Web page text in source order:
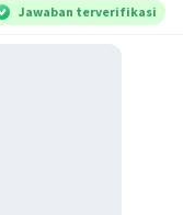
Jawaban terverifikasi